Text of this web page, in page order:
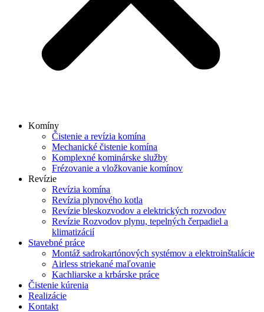
Komíny
Čistenie a revízia komína
Mechanické čistenie komína
Komplexné kominárske služby
Frézovanie a vložkovanie komínov
Revízie
Revízia komína
Revízia plynového kotla
Revízie bleskozvodov a elektrických rozvodov
Revízie Rozvodov plynu, tepelných čerpadiel a
klimatizácií
Stavebné práce
Montáž sadrokartónových systémov a elektroinštalácie
Airless striekané maľovanie
Kachliarske a krbárske práce
Čistenie kúrenia
Realizácie
Kontakt